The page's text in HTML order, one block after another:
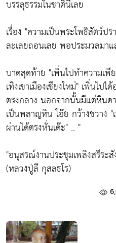
บรรลุธรรมในชาตินี้เลย
เรื่อง "ความเป็นพระโพธิสัตว์ป
ละเลยถอนเลย พอประมวลมา
บาดสุดท้าย "เพิ่นไปทำความเ
เทิงเขาเมืองเชียงใหม่" เพิ่นไปไ
ตรงกลาง นอกจากนั้นมีแต่หิน
เป็นพลาญหิน โอ๊ย กว้างขวาง
ผ่านได้ตรงหั่นเด๊ะ" .. "
"อนุสรณ์งานประชุมเพลิงสรีระสั
(หลวงปู่ลี กุสลธโร)